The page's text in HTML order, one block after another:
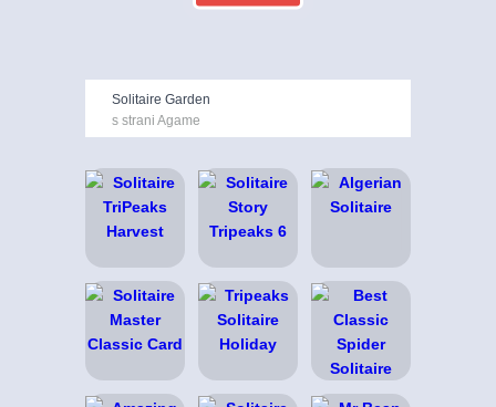
Solitaire Garden
s strani Agame